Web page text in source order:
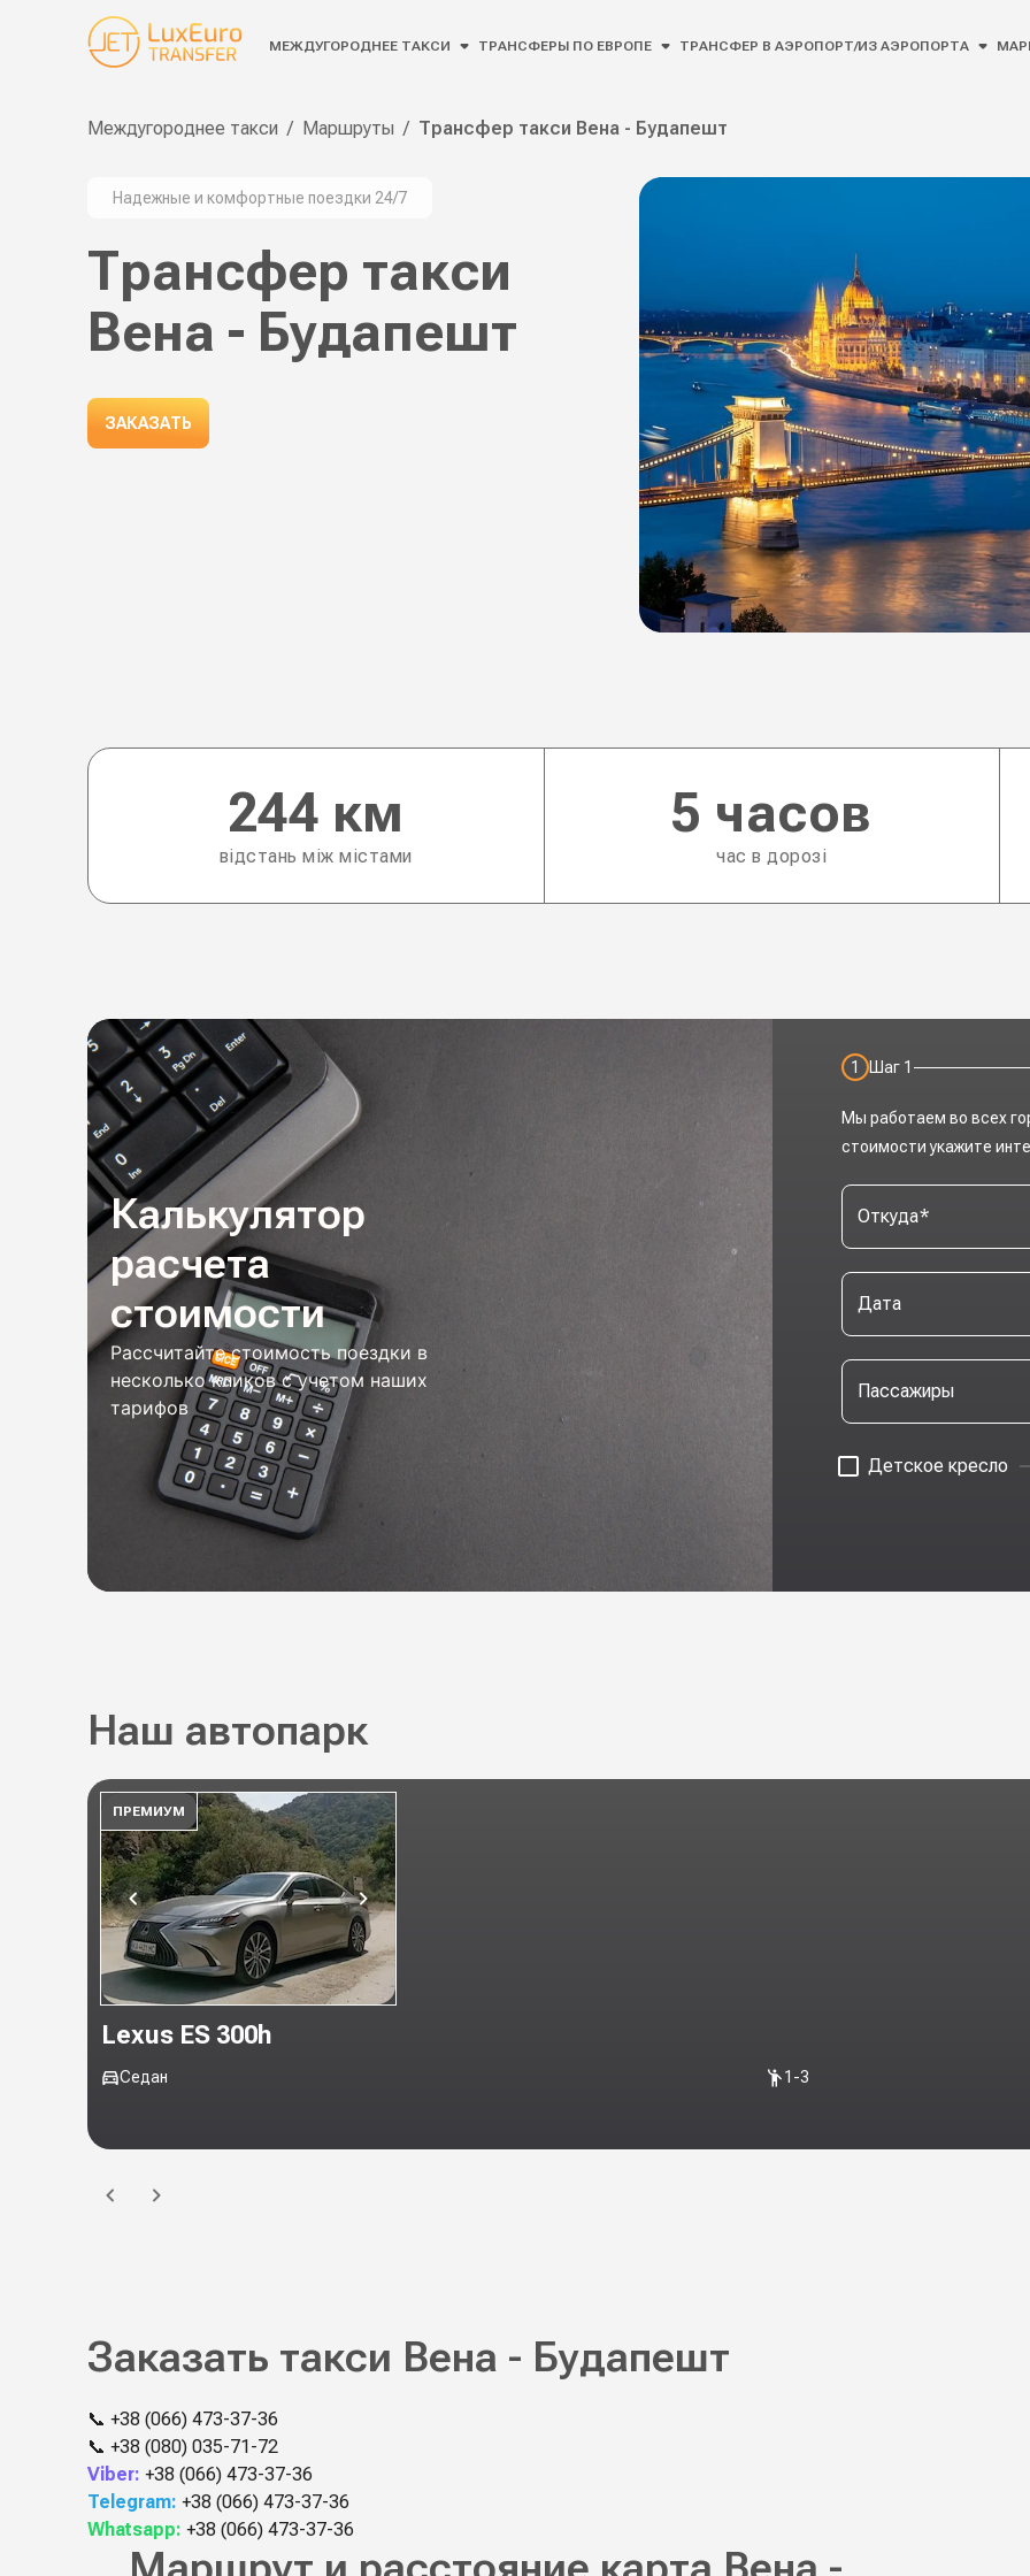
МЕЖДУГОРОДНЕЕ ТАКСИ ТРАНСФЕРЫ ПО ЕВРОПЕ ТРАНСФЕР В АЭРОПОРТ/ИЗ АЭРОПОРТА
Междугороднее такси / Маршруты / Трансфер такси Вена - Будапешт
Надежные и комфортные поездки 24/7
Трансфер такси
Вена - Будапешт
ЗАКАЗАТЬ
відстань між містами
244 км
час в дорозі
5 часов
Калькулятор
расчета
стоимости
Рассчитайте стоимость поездки в
несколько кликов с учетом наших
тарифов
1 Шаг 1
Мы работаем во всех
стоимости укажите
Откуда*
Дата
Пассажиры
Детское кресло
Наш автопарк
ПРЕМИУМ
Lexus ES 300h
Седан 1-3
Заказать такси Вена - Будапешт
📞 +38 (066) 473-37-36
📞 +38 (080) 035-71-72
Viber: +38 (066) 473-37-36
Telegram: +38 (066) 473-37-36
Whatsapp: +38 (066) 473-37-36